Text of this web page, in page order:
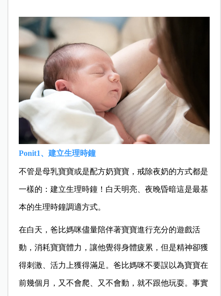
Ponit1、建立生理時鐘
不管是母乳寶寶或是配方奶寶寶，戒除夜奶的方式都是
一樣的：建立生理時鐘！白天明亮、夜晚昏暗這是最基
本的生理時鐘調適方式。
在白天，爸比媽咪儘量陪伴著寶寶進行充分的遊戲活
動，消耗寶寶體力，讓他覺得身體疲累，但是精神卻獲
得刺激、活力上獲得滿足。爸比媽咪不要誤以為寶寶在
前幾個月，又不會爬、又不會動，就不跟他玩耍。事實